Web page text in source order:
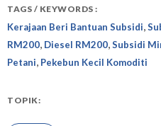
TAGS / KEYWORDS :
Kerajaan Beri Bantuan Subsidi
RM200 Diesel RM200 Subsidi
Petani Pekebun Kecil Komoditi
TOPIK: